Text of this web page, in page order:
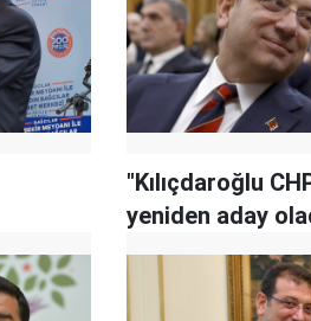
"Kılıçdaroğlu
yeniden aday